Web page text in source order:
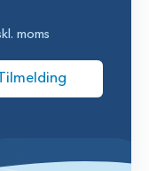
moms